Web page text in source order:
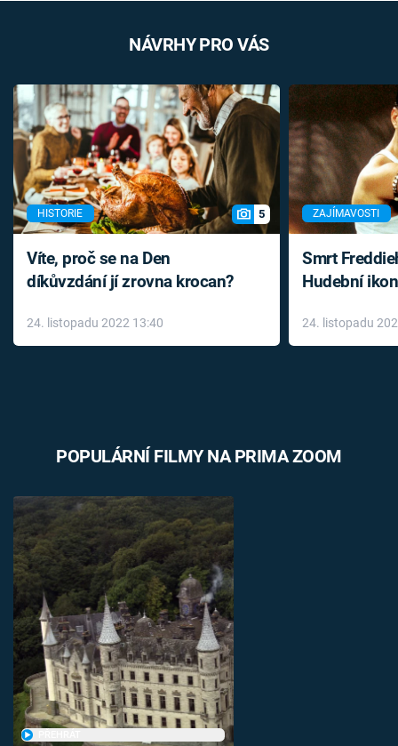
NÁVRHY PRO VÁS
HISTORIE 5
Víte, proč se na Den
díkůvzdání jí zrovna krocan?
24. listopadu 2022 13:40
ZAJÍMAVOSTI
Smrt
Hudební
léky
24. listopadu
POPULÁRNÍ FILMY NA PRIMA ZOOM